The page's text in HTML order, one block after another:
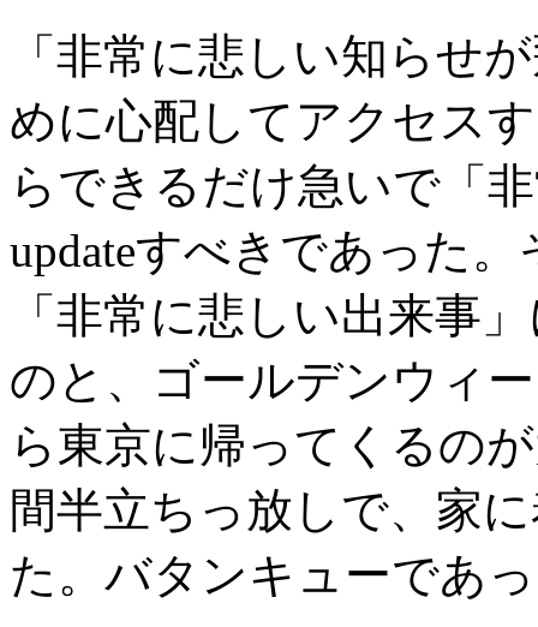
「非常に悲しい知らせ
めに心配してアクセス
らできるだけ急いで「
updateすべきであった
「非常に悲しい出来事
のと、ゴールデンウィ
ら東京に帰ってくるの
間半立ちっ放しで、家
た。バタンキューであ